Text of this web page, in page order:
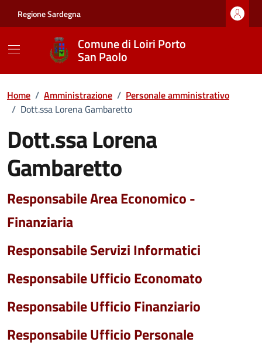
Regione Sardegna
Comune di Loiri Porto
San Paolo
Home / Amministrazione / Personale amministrativo
/ Dott.ssa Lorena Gambaretto
Dott.ssa Lorena
Gambaretto
Responsabile Area Economico -
Finanziaria
Responsabile Servizi Informatici
Responsabile Ufficio Economato
Responsabile Ufficio Finanziario
Responsabile Ufficio Personale